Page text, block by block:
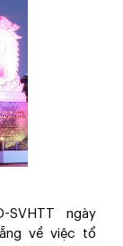
SVHTT ngày
về việc tổ